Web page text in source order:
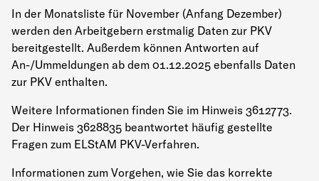
In der Monatsliste für November (Anfang Dezember)
werden den Arbeitgebern erstmalig Daten zur PKV
bereitgestellt. Außerdem können Antworten auf
An-/Ummeldungen ab dem 01.12.2025 ebenfalls Daten
zur PKV enthalten.
Weitere Informationen finden Sie im Hinweis 3612773.
Der Hinweis 3628835 beantwortet häufig gestellte
Fragen zum ELStAM PKV-Verfahren.
Informationen zum Vorgehen, wie Sie das korrekte